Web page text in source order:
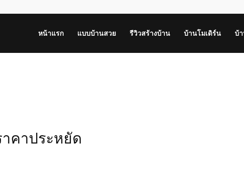
หน้าแรก แบบบ้านสวย รีวิวสร้างบ้าน บ้านโมเดิร์น บ้
คาประหยัด